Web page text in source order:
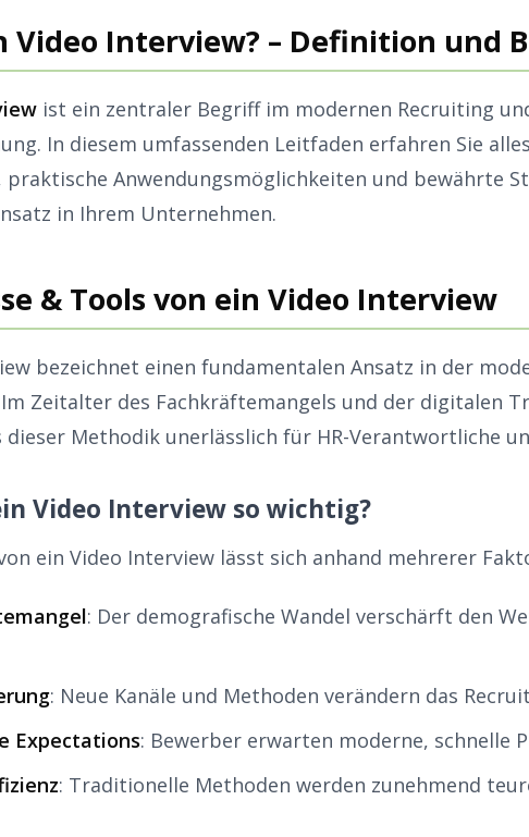
Video Interview? – Definition und
ist ein zentraler Begriff im modernen Recruiting
In diesem umfassenden Leitfaden erfahren Sie
praktische Anwendungsmöglichkeiten und bewährte
in Ihrem Unternehmen.
& Tools von ein Video Interview
bezeichnet einen fundamentalen Ansatz in der
Zeitalter des Fachkräftemangels und der digitalen
dieser Methodik unerlässlich für HR-Verantwortliche
Video Interview so wichtig?
ein Video Interview lässt sich anhand mehrerer
: Der demografische Wandel verschärft den
: Neue Kanäle und Methoden verändern das
Expectations: Bewerber erwarten moderne, schnelle
: Traditionelle Methoden werden zunehmend